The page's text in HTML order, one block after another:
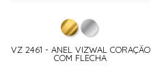
VZ 2461 - ANEL VIZWAL CORAÇÃO
COM FLECHA